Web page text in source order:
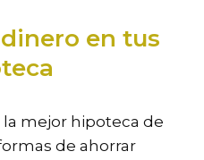
en tus
mejor hipoteca de
de ahorrar